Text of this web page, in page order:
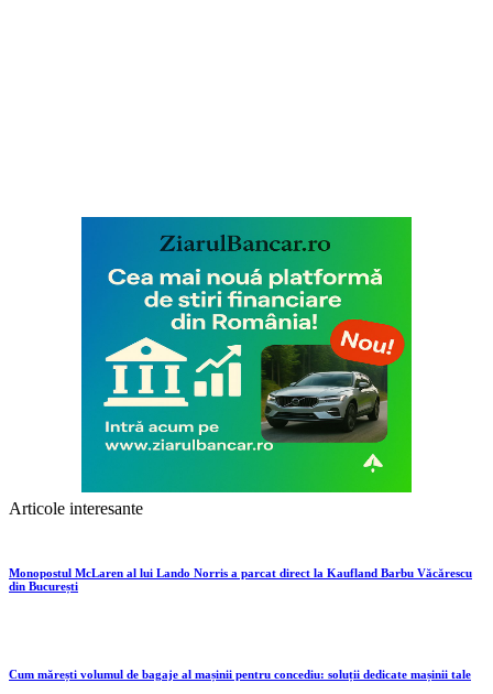
Articole interesante
Monopostul McLaren al lui Lando Norris a parcat direct la Kaufland Barbu Văcărescu
din București
Cum mărești volumul de bagaje al mașinii pentru concediu: soluții dedicate mașinii tale